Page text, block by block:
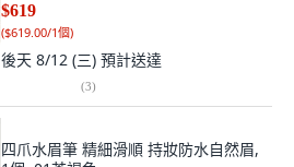
$619
($619.00/1個)
後天 8/12 (三) 預計送達
(3)
四爪水眉筆 精細滑順 持妝防水自然眉,